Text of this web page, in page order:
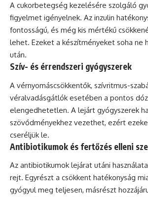
A cukorbetegség kezelésére szolgáló
figyelmet igényelnek. Az inzulin
fontosságú, és még kis mértékű
lehet. Ezeket a készítményeket soha ne
után.
Szív- és érrendszeri gyógyszerek
A vérnyomáscsökkentők, szívritmus-
véralvadásgátlók esetében a pontos
elengedhetetlen. A lejárt gyógyszerek
szövődményekhez vezethet, ezért
cseréljük le.
Antibiotikumok és fertőzés elleni
Az antibiotikumok lejárat utáni
rejt. Egyrészt a csökkent hatékonyság
gyógyul meg teljesen, másrészt